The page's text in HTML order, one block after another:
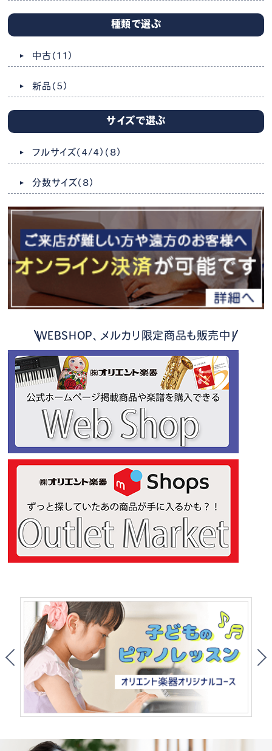
種類で選ぶ
中古 （11）
新品 （5）
サイズで選ぶ
フルサイズ（4/4） （8）
分数サイズ （8）
WEBSHOP、メルカリ限定商品も販売中！